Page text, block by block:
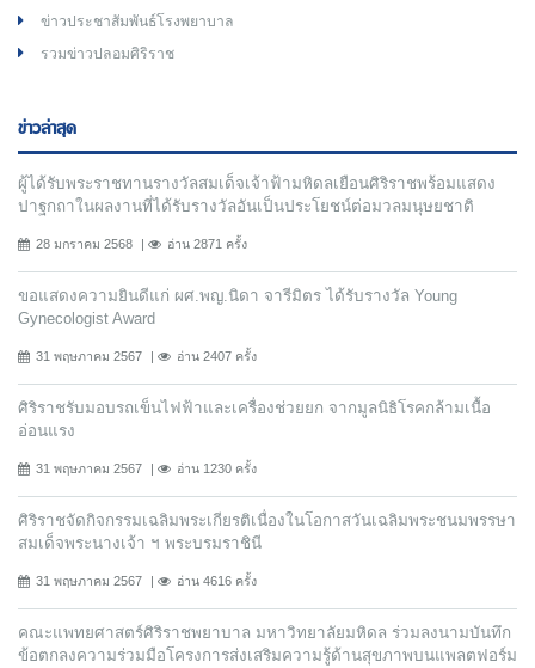
ข่าวประชาสัมพันธ์โรงพยาบาล
รวมข่าวปลอมศิริราช
ข่าวล่าสุด
ผู้ได้รับพระราชทานรางวัลสมเด็จเจ้าฟ้ามหิดลเยือนศิริราชพร้อมแสดง
ปาฐกถาในผลงานที่ได้รับรางวัลอันเป็นประโยชน์ต่อมวลมนุษยชาติ
28 มกราคม 2568 อ่าน 2871 ครั้ง
ขอแสดงความยินดีแก่ ผศ.พญ.นิดา จารีมิตร ได้รับรางวัล Young
Gynecologist Award
31 พฤษภาคม 2567 อ่าน 2407 ครั้ง
ศิริราชรับมอบรถเข็นไฟฟ้าและเครื่องช่วยยก จากมูลนิธิโรคกล้ามเนื้อ
อ่อนแรง
31 พฤษภาคม 2567 อ่าน 1230 ครั้ง
ศิริราชจัดกิจกรรมเฉลิมพระเกียรติเนื่องในโอกาสวันเฉลิมพระชนมพรรษา
สมเด็จพระนางเจ้า ฯ พระบรมราชินี
31 พฤษภาคม 2567 อ่าน 4616 ครั้ง
คณะแพทยศาสตร์ศิริราชพยาบาล มหาวิทยาลัยมหิดล ร่วมลงนามบันทึก
ข้อตกลงความร่วมมือโครงการส่งเสริมความรู้ด้านสุขภาพบนแพลตฟอร์ม